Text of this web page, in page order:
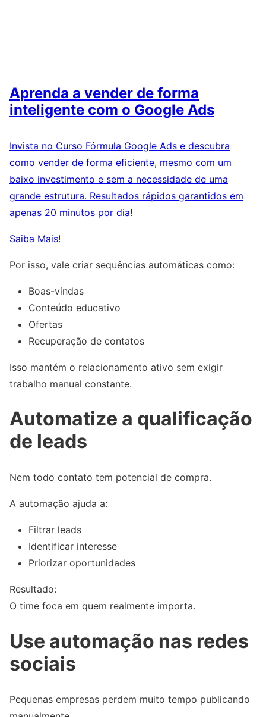
Aprenda a vender de forma
inteligente com o Google Ads
Invista no Curso Fórmula Google Ads e descubra
como vender de forma eficiente, mesmo com um
baixo investimento e sem a necessidade de uma
grande estrutura. Resultados rápidos garantidos em
apenas 20 minutos por dia!
Saiba Mais!
Por isso, vale criar sequências automáticas como:
Boas-vindas
Conteúdo educativo
Ofertas
Recuperação de contatos
Isso mantém o relacionamento ativo sem exigir
trabalho manual constante.
Automatize a qualificação
de leads
Nem todo contato tem potencial de compra.
A automação ajuda a:
Filtrar leads
Identificar interesse
Priorizar oportunidades
Resultado:
O time foca em quem realmente importa.
Use automação nas redes
sociais
Pequenas empresas perdem muito tempo publicando